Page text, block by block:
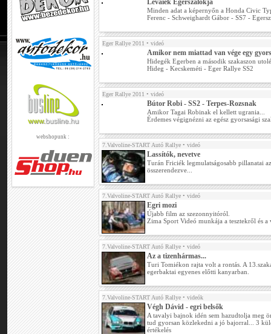
webshopunk :
Lévaiék Egerszalókja
Minden adat a képernyőn a Honda Civic
Ferenc - Schweighardt Gábor - SS7 -
Eger Rallye 2011 • videó
Amikor nem miattad van vége egy
Hidegék Egerben a második szakaszon
Hideg - Kecskeméti - Eger Rallye SS2
Eger Rallye 2011 • videó
Bútor Robi - SS2 - Terpes-Rozsnak
Amikor Tagai Robinak el kellett ugrania...
Érdemes végignézni az egész gyorsasági
7.Valvoline-START Autó Rallye • videó
Lassítók, nevetve
Turán Friciék legmulatságosabb pillanatai
összerendezve...
7.Valvoline-START Autó Rallye • videó
Egri mozi
Újabb film az szezonnyitóról.
Zima Sport Videó munkája a tesztekről és a
7.Valvoline-START Autó Rallye • videó
Az a tizenhármas...
Turi Tomiékon rajta volt a rontás. A
egerbaktai egyenes előtti kanyarban.
7.Valvoline-START Autó Rallye • videók
Végh Dávid - egri belsők
A tavalyi bajnok idén sem hazudtolja meg
tud gyorsan közlekedni a jó bajorral... 3
értékelés